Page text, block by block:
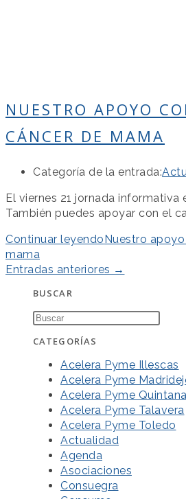
NUESTRO APOYO
CÁNCER DE MAMA
Categoría de la entrada:
El viernes 21 jornada informativa
También puedes apoyar con el
Continuar leyendoNuestro
mama
Entradas anteriores →
BUSCAR
CATEGORÍAS
Acelera Pyme Illescas
Acelera Pyme
Acelera Pyme
Acelera Pyme Talavera
Acelera Pyme Toledo
Actualidad
Agenda
Asociaciones
Consuegra